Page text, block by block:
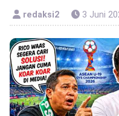
redaksi2 3 Juni